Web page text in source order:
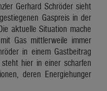
Gerhard Schröder sieht
Gaspreis in der
aktuelle Situation mache
Gas mittlerweile immer
in einem Gastbeitrag
hier in einer scharfen
deren Energiehunger